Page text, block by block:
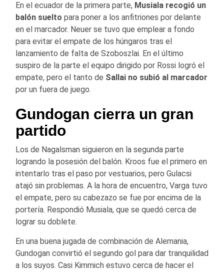
En el ecuador de la primera parte, Musiala recogió un
balón suelto para poner a los anfitriones por delante
en el marcador. Neuer se tuvo que emplear a fondo
para evitar el empate de los húngaros tras el
lanzamiento de falta de Szoboszlai. En el último
suspiro de la parte el equipo dirigido por Rossi logró el
empate, pero el tanto de Sallai no subió al marcador
por un fuera de juego.
Gundogan cierra un gran
partido
Los de Nagalsman siguieron en la segunda parte
logrando la posesión del balón. Kroos fue el primero en
intentarlo tras el paso por vestuarios, pero Gulacsi
atajó sin problemas. A la hora de encuentro, Varga tuvo
el empate, pero su cabezazo se fue por encima de la
portería. Respondió Musiala, que se quedó cerca de
lograr su doblete.
En una buena jugada de combinación de Alemania,
Gundogan convirtió el segundo gol para dar tranquilidad
a los suyos. Casi Kimmich estuvo cerca de hacer el